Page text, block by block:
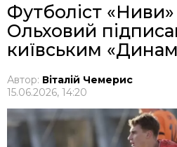
Футболіст «Ниви»
Ольховий
київським
Автор: Віталій Чемерис
15.06.2026, 14:20